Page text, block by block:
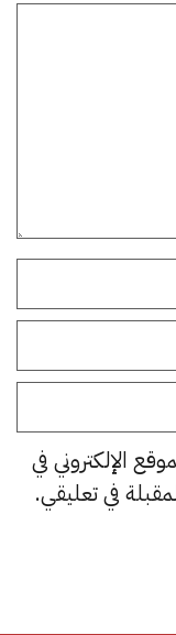
الإلكتروني في
في تعليقي.